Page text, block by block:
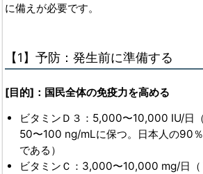
に備えが必要です。
【1】予防：発生前に準備する
[目的]：国民全体の免疫力を高める
ビタミンＤ３：5,000〜10,000 IU/日
50〜100 ng/mLに保つ。日本人の90
である）
ビタミンＣ：3,000〜10,000 mg/日（